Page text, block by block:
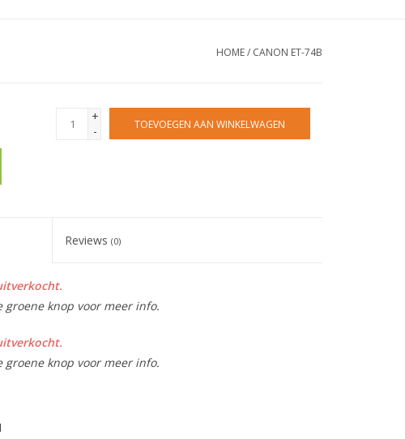
HOME/ CANON ET-74B
+
-
TOEVOEGEN AAN WINKELWAGEN
Reviews(0)
groene knop voor meer info.
groene knop voor meer info.